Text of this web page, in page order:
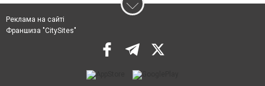
Реклама на сайті
Франшиза "CitySites"